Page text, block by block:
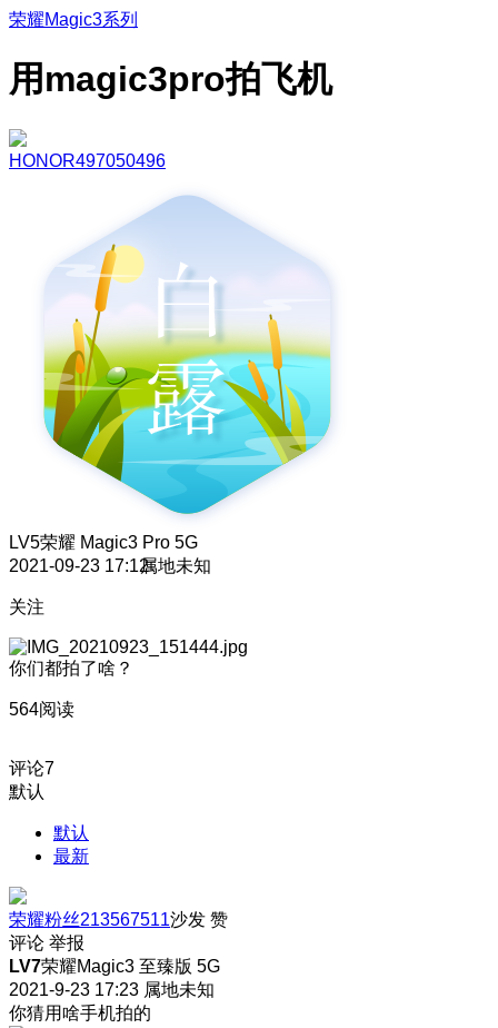
荣耀Magic3系列
用magic3pro拍飞机
HONOR497050496
LV5荣耀 Magic3 Pro 5G
2021-09-23 17:12属地未知
关注
你们都拍了啥？
564阅读
评论7
默认
默认
最新
荣耀粉丝213567511沙发 赞
评论 举报
LV7荣耀Magic3 至臻版 5G
2021-9-23 17:23 属地未知
你猜用啥手机拍的